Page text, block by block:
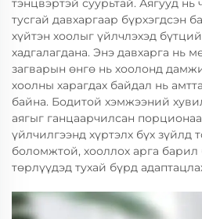
тэнцвэртэй суурьтай. Аягууд нь
тусгай давхаргаар бүрхэгдсэн
хүйтэн хоолыг үйлчлэхэд
хадгалагдана. Энэ давхарга нь
загварын өнгө нь хоолонд
хоолны харагдах байдал нь
байна. Бодитой хэмжээний
аягыг ганцаарчилсан
үйлчилгээнд хүртэлх бүх зүйлд
боломжтой, хооллох арга
төрлүүдэд тухай бүрд